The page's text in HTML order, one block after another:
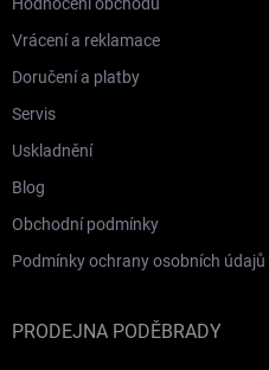
Hodnocení obchodu
Vrácení a reklamace
Doručení a platby
Servis
Uskladnění
Blog
Obchodní podmínky
Podmínky ochrany osobních údajů
PRODEJNA PODĚBRADY